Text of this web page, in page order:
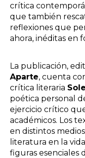
crítica
que también
reflexiones que
ahora, inéditas en
La publicación,
Aparte, cuenta
crítica literaria
poética personal
ejercicio crítico
académicos. Los
en distintos
literatura en la
figuras esenciales